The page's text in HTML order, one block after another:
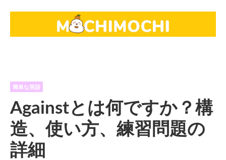
簡単な英語
Againstとは何ですか？構
造、使い方、練習問題の
詳細